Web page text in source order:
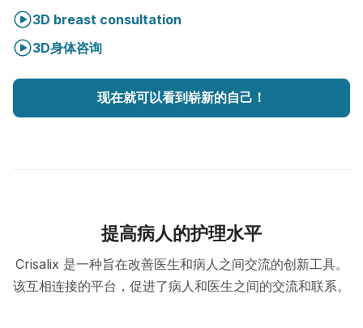
3D breast consultation
3D身体咨询
现在就可以看到崭新的自己！
提高病人的护理水平
Crisalix 是一种旨在改善医生和病人之间交流的创新工具。
该互相连接的平台，促进了病人和医生之间的交流和联系。